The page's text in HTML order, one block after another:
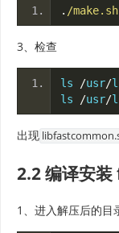
. /
3、检查
ls /usr/
ls
/usr/
出现
2.2 编译安
1、进入解压后的目